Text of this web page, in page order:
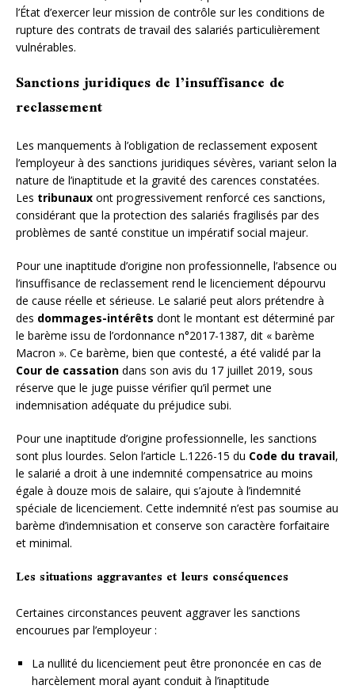
l’État d’exercer leur mission de contrôle sur les conditions de
rupture des contrats de travail des salariés particulièrement
vulnérables.
Sanctions juridiques de l’insuffisance de
reclassement
Les manquements à l’obligation de reclassement exposent
l’employeur à des sanctions juridiques sévères, variant selon la
nature de l’inaptitude et la gravité des carences constatées.
Les tribunaux ont progressivement renforcé ces sanctions,
considérant que la protection des salariés fragilisés par des
problèmes de santé constitue un impératif social majeur.
Pour une inaptitude d’origine non professionnelle, l’absence ou
l’insuffisance de reclassement rend le licenciement dépourvu
de cause réelle et sérieuse. Le salarié peut alors prétendre à
des dommages-intérêts dont le montant est déterminé par
le barème issu de l’ordonnance n°2017-1387, dit « barème
Macron ». Ce barème, bien que contesté, a été validé par la
Cour de cassation dans son avis du 17 juillet 2019, sous
réserve que le juge puisse vérifier qu’il permet une
indemnisation adéquate du préjudice subi.
Pour une inaptitude d’origine professionnelle, les sanctions
sont plus lourdes. Selon l’article L.1226-15 du Code du travail,
le salarié a droit à une indemnité compensatrice au moins
égale à douze mois de salaire, qui s’ajoute à l’indemnité
spéciale de licenciement. Cette indemnité n’est pas soumise au
barème d’indemnisation et conserve son caractère forfaitaire
et minimal.
Les situations aggravantes et leurs conséquences
Certaines circonstances peuvent aggraver les sanctions
encourues par l’employeur :
La nullité du licenciement peut être prononcée en cas de
harcèlement moral ayant conduit à l’inaptitude